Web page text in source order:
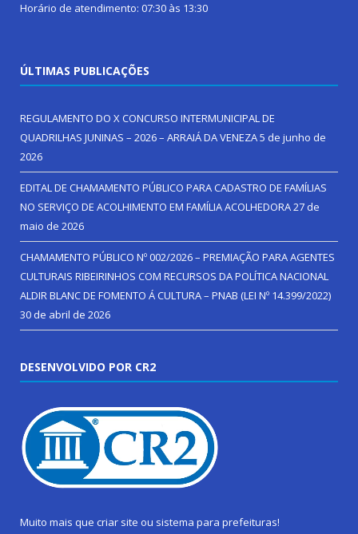
Horário de atendimento: 07:30 às 13:30
ÚLTIMAS PUBLICAÇÕES
REGULAMENTO DO X CONCURSO INTERMUNICIPAL DE
QUADRILHAS JUNINAS – 2026 – ARRAIÁ DA VENEZA5 de junho de
2026
EDITAL DE CHAMAMENTO PÚBLICO PARA CADASTRO DE FAMÍLIAS
NO SERVIÇO DE ACOLHIMENTO EM FAMÍLIA ACOLHEDORA27 de
maio de 2026
CHAMAMENTO PÚBLICO Nº 002/2026 – PREMIAÇÃO PARA AGENTES
CULTURAIS RIBEIRINHOS COM RECURSOS DA POLÍTICA NACIONAL
ALDIR BLANC DE FOMENTO Á CULTURA – PNAB (LEI Nº 14.399/2022)
30 de abril de 2026
DESENVOLVIDO POR CR2
Muito mais que criar site ou sistema para prefeituras!